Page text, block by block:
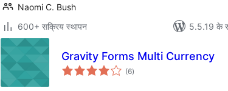
Naomi C. Bush
600+ सक्रिय स्थापन
5.5.19 के
Gravity Forms Multi Currency
(6कुल
दर)